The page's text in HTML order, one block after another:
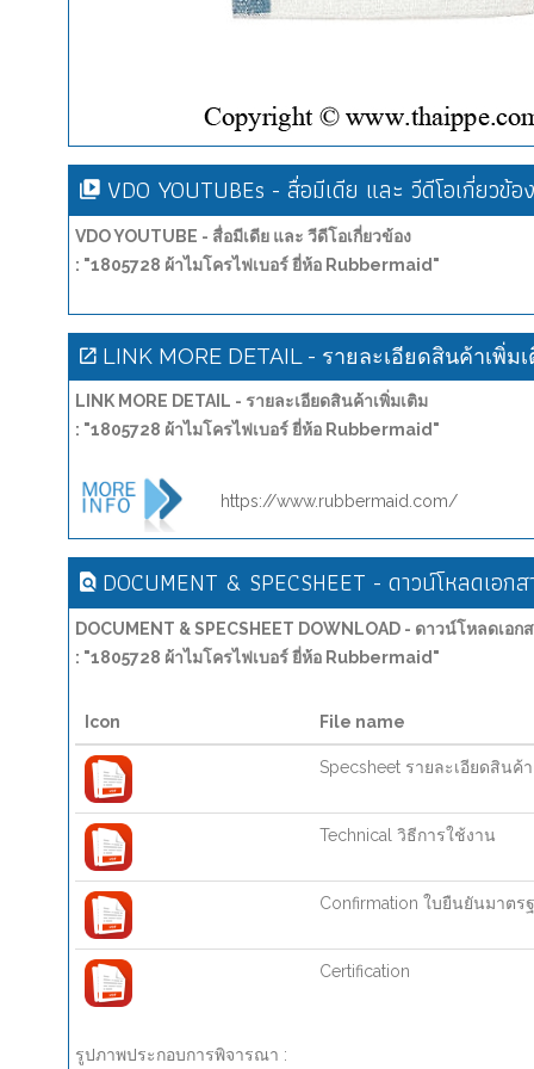
VDO YOUTUBEs - สื่อมีเดีย และ วีดีโอเกี่ยวข้อง
VDO YOUTUBE - สื่อมีเดีย และ วีดีโอเกี่ยวข้อง
: "1805728 ผ้าไมโครไฟเบอร์ ยี่ห้อ Rubbermaid"
LINK MORE DETAIL - รายละเอียดสินค้าเพิ่ม
LINK MORE DETAIL - รายละเอียดสินค้าเพิ่มเติม
: "1805728 ผ้าไมโครไฟเบอร์ ยี่ห้อ Rubbermaid"
https://www.rubbermaid.com/
DOCUMENT & SPECSHEET - ดาวน์โหลดเอกส
DOCUMENT & SPECSHEET DOWNLOAD - ดาวน์โหลดเอก
: "1805728 ผ้าไมโครไฟเบอร์ ยี่ห้อ Rubbermaid"
Icon File name
Specsheet รายละเอียดสินค้า
Technical วิธีการใช้งาน
Confirmation ใบยืนยันมาตร
Certification
รูปภาพประกอบการพิจารณา :